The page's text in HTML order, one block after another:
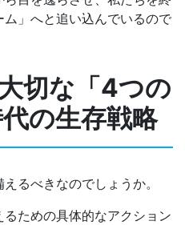
」へと追い込んでいるので
切な「4つの
の生存戦略
るべきなのでしょうか。
ための具体的なアクション